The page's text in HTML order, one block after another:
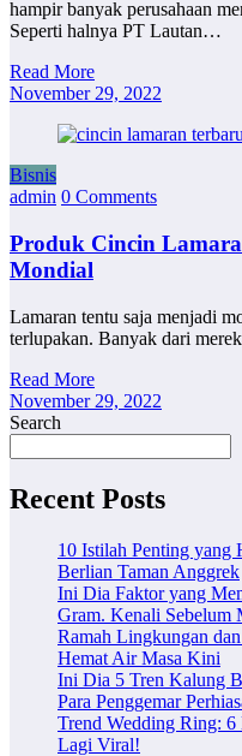
hampir banyak perusahaan
Seperti halnya PT Lautan…
Read More
November 29, 2022
Bisnis
admin 0 Comments
Produk Cincin
Mondial
Lamaran tentu saja menjadi
terlupakan. Banyak dari
Read More
November 29, 2022
Search
Recent Posts
10 Istilah Penting yang
Berlian Taman Anggrek
Ini Dia Faktor yang
Gram. Kenali Sebelum
Ramah Lingkungan
Hemat Air Masa Kini
Ini Dia 5 Tren Kalung
Para Penggemar
Trend Wedding Ring:
Lagi Viral!